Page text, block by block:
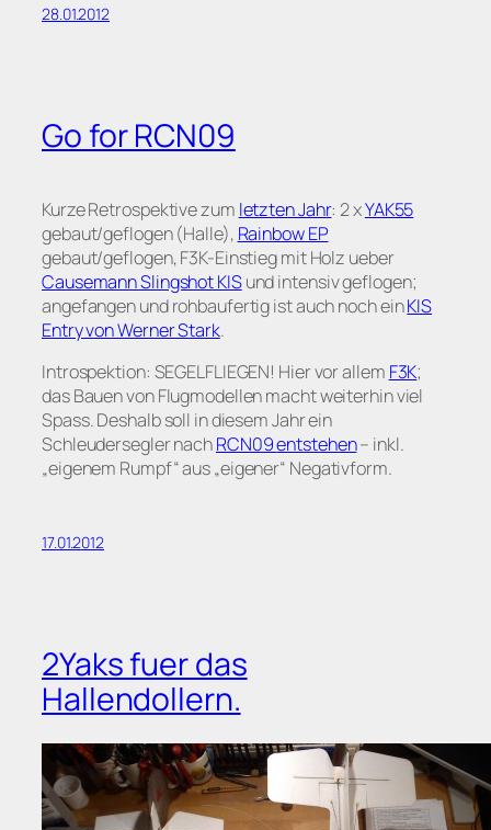
28.01.2012
Go for RCN09
Kurze Retrospektive zum letzten Jahr: 2 xYAK55
gebaut/geflogen (Halle), Rainbow EP
gebaut/geflogen, F3K-Einstieg mit Holz ueber
Causemann Slingshot KISund intensiv geflogen;
angefangen und rohbaufertig ist auch noch einKIS
Entry von Werner Stark.
Introspektion: SEGELFLIEGEN! Hier vor allem F3K;
das Bauen von Flugmodellen macht weiterhin viel
Spass. Deshalb soll in diesem Jahr ein
Schleudersegler nachRCN09entstehen– inkl.
„eigenem Rumpf“ aus „eigener“ Negativform.
17.01.2012
2Yaks fuer das
Hallendollern.